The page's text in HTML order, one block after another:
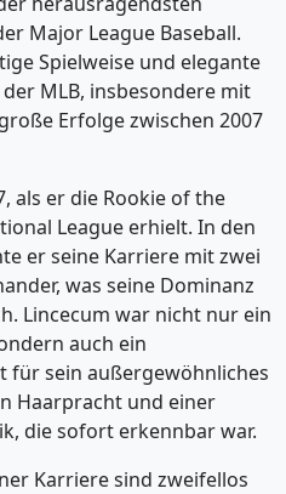
Major League Baseball.
Spielweise und elegante
MLB, insbesondere mit
Erfolge zwischen 2007
als er die Rookie of the
League erhielt. In den
er seine Karriere mit zwei
was seine Dominanz
Lincecum war nicht nur ein
auch ein
für sein außergewöhnliches
Haarpracht und einer
die sofort erkennbar war.
Karriere sind zweifellos